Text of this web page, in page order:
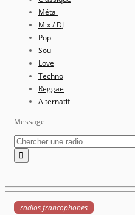
Métal
Mix / DJ
Pop
Soul
Love
Techno
Reggae
Alternatif
Message
radios francophones